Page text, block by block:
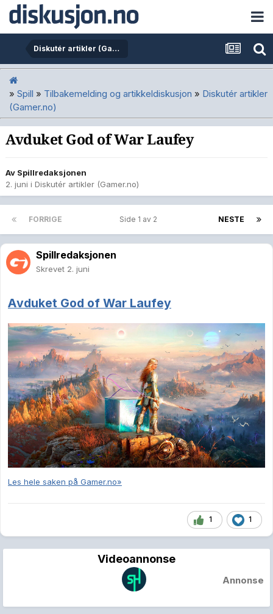
Diskutér artikler (Gamer.no)
» Spill » Tilbakemelding og artikkeldiskusjon » Diskutér artikler
(Gamer.no)
Avduket God of War Laufey
Av Spillredaksjonen
2. juni i Diskutér artikler (Gamer.no)
FORRIGE NESTE
Side 1 av 2
Spillredaksjonen
Skrevet 2. juni
Avduket God of War Laufey
Les hele saken på Gamer.no»
1 1
Videoannonse
Annonse